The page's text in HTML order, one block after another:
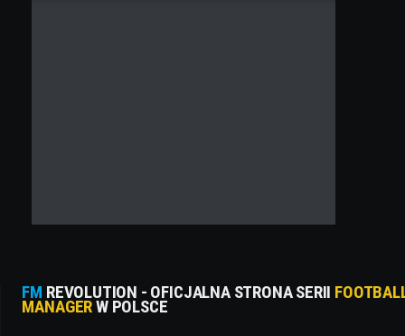
FM REVOLUTION - OFICJALNA STRONA SERII
MANAGERW POLSCE